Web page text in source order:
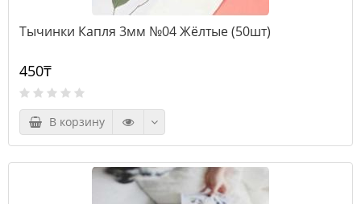
Тычинки Капля 3мм №04 Жёлтые (50шт)
450₸
В корзину